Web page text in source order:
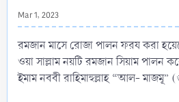
Mar 1, 2023
রমজান মাসে রোজা পালন ফরয করা
ওয়া সাল্লাম নয়টি রমজান সিয়াম পালন
ইমাম নববী রাহিমাহুল্লাহ “আল- মাজমূ”